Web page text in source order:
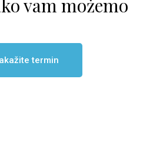
vam možemo
termin